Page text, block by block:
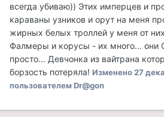
всегда убиваю)) Этих имперцев и
караваны узников и орут на меня
жирных белых троллей у меня от
Фалмеры и корусы - их много... они
просто... Девчонка из вайтрана
борзость потеряла! Изменено27
пользователем Dr@gon